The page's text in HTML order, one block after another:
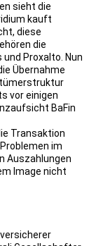
sieht die
kauft
diese
die
und Proxalto. Nun
Übernahme
vor einigen
BaFin
Transaktion
im
Auszahlungen
Image nicht